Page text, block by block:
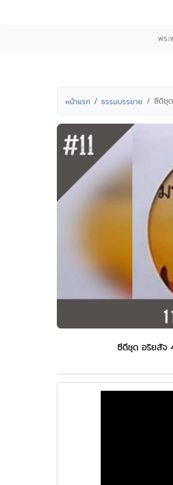
พระ
หน้าแรก ธรรมบรรยาย ซีดีชุ
ซีดีชุด อริยสัจ